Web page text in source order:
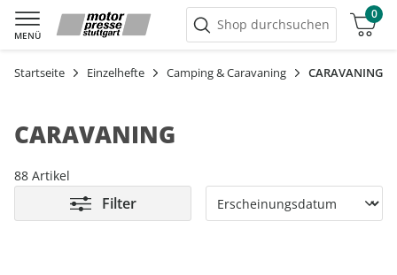
MENÜ
Shop durchsuchen
0
Warenkorb
Startseite Einzelhefte Camping & Caravaning CARAVANING
CARAVANING
88 Artikel
Filter